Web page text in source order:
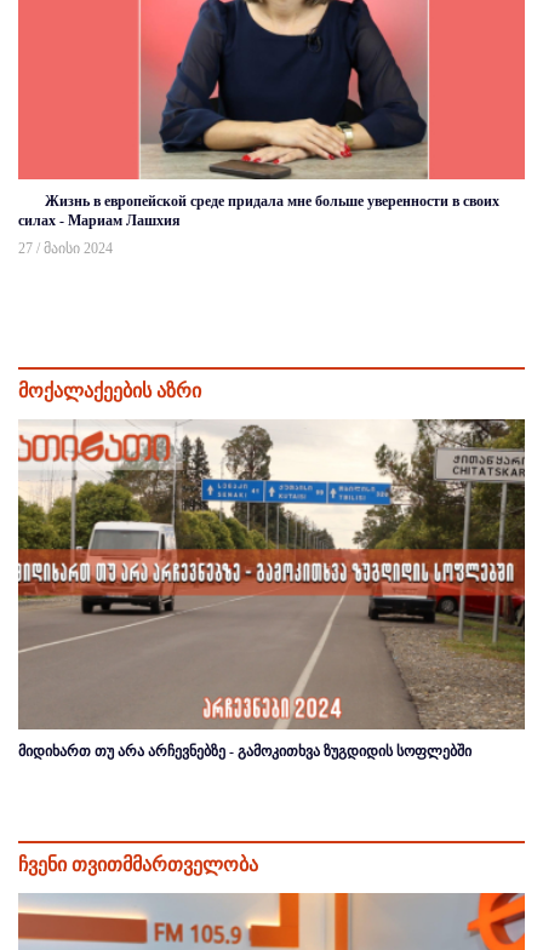
Жизнь в европейской среде придала мне больше уверенности в своих
силах - Мариам Лашхия
27 / მაისი 2024
მოქალაქეების აზრი
მიდიხართ თუ არა არჩევნებზე - გამოკითხვა ზუგდიდის სოფლებში
ჩვენი თვითმმართველობა